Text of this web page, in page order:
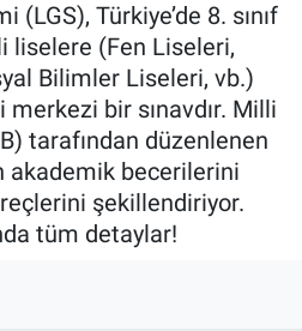
Türkiye’de 8. sınıf
liselere (Fen Liseleri,
Bilimler Liseleri, vb.)
bir sınavdır. Milli
tarafından düzenlenen
akademik becerilerini
şekillendiriyor.
tüm detaylar!